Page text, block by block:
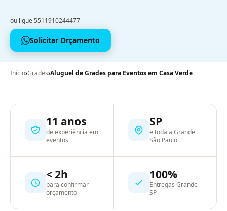
ou ligue 5511910244477
Solicitar Orçamento
Início›Grades›Aluguel de Grades para Eventos em Casa Verde
11 anos
de experiência em
eventos
SP
e toda a Grande
São Paulo
< 2h
para confirmar
orçamento
100%
Entregas Grande
SP